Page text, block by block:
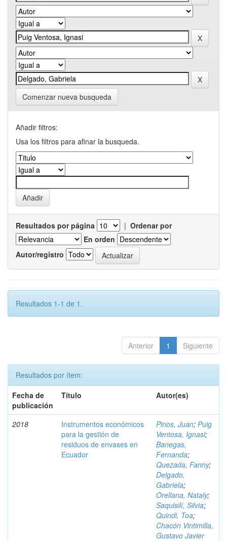
Comenzar nueva busqueda
Añadir filtros:
Usa los filtros para afinar la busqueda.
Resultados por página | Ordenar por
En orden
Autor/registro
Resultados 1-1 de 1.
Anterior 1 Siguiente
Resultados por ítem:
Fecha de
publicación
Título Autor(es)
2018
Instrumentos económicos
para la gestión de
residuos de envases en
Ecuador
Pinos, Juan; Puig
Ventosa, Ignasi;
Banegas,
Fernanda;
Quezada, Fanny;
Delgado,
Gabriela;
Orellana, Nataly;
Saquisilí, Silvia;
Quindi, Toa;
Chacón Vintimilla,
Gustavo Javier